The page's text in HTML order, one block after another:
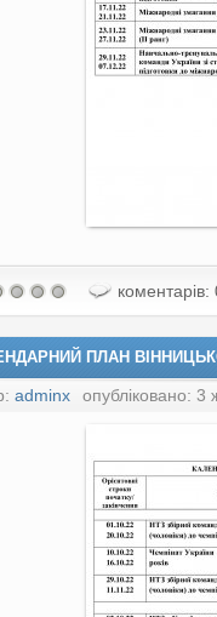
коментарів:
ПЛАН
adminx опубліковано: 3